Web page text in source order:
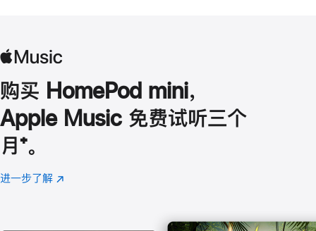
购买 HomePod mini，
Apple Music 免费试听三个
月 脚
注
⁺。
进一步了解 Apple
(在